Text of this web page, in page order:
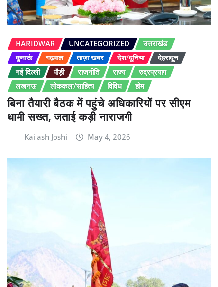
HARIDWAR UNCATEGORIZED
उत्तराखंड
कुमाऊं
गढ़वाल ताज़ा खबर देश/दुनिया
देहरादून
नई दिल्ली
पौड़ी राजनीति राज्य
रुद्रप्रयाग
लखनऊ
लोककला/साहित्य विविध होम
बिना तैयारी बैठक में पहुंचे अधिकारियों पर सीएम
धामी सख्त, जताई कड़ी नाराजगी
Kailash Joshi May 4, 2026